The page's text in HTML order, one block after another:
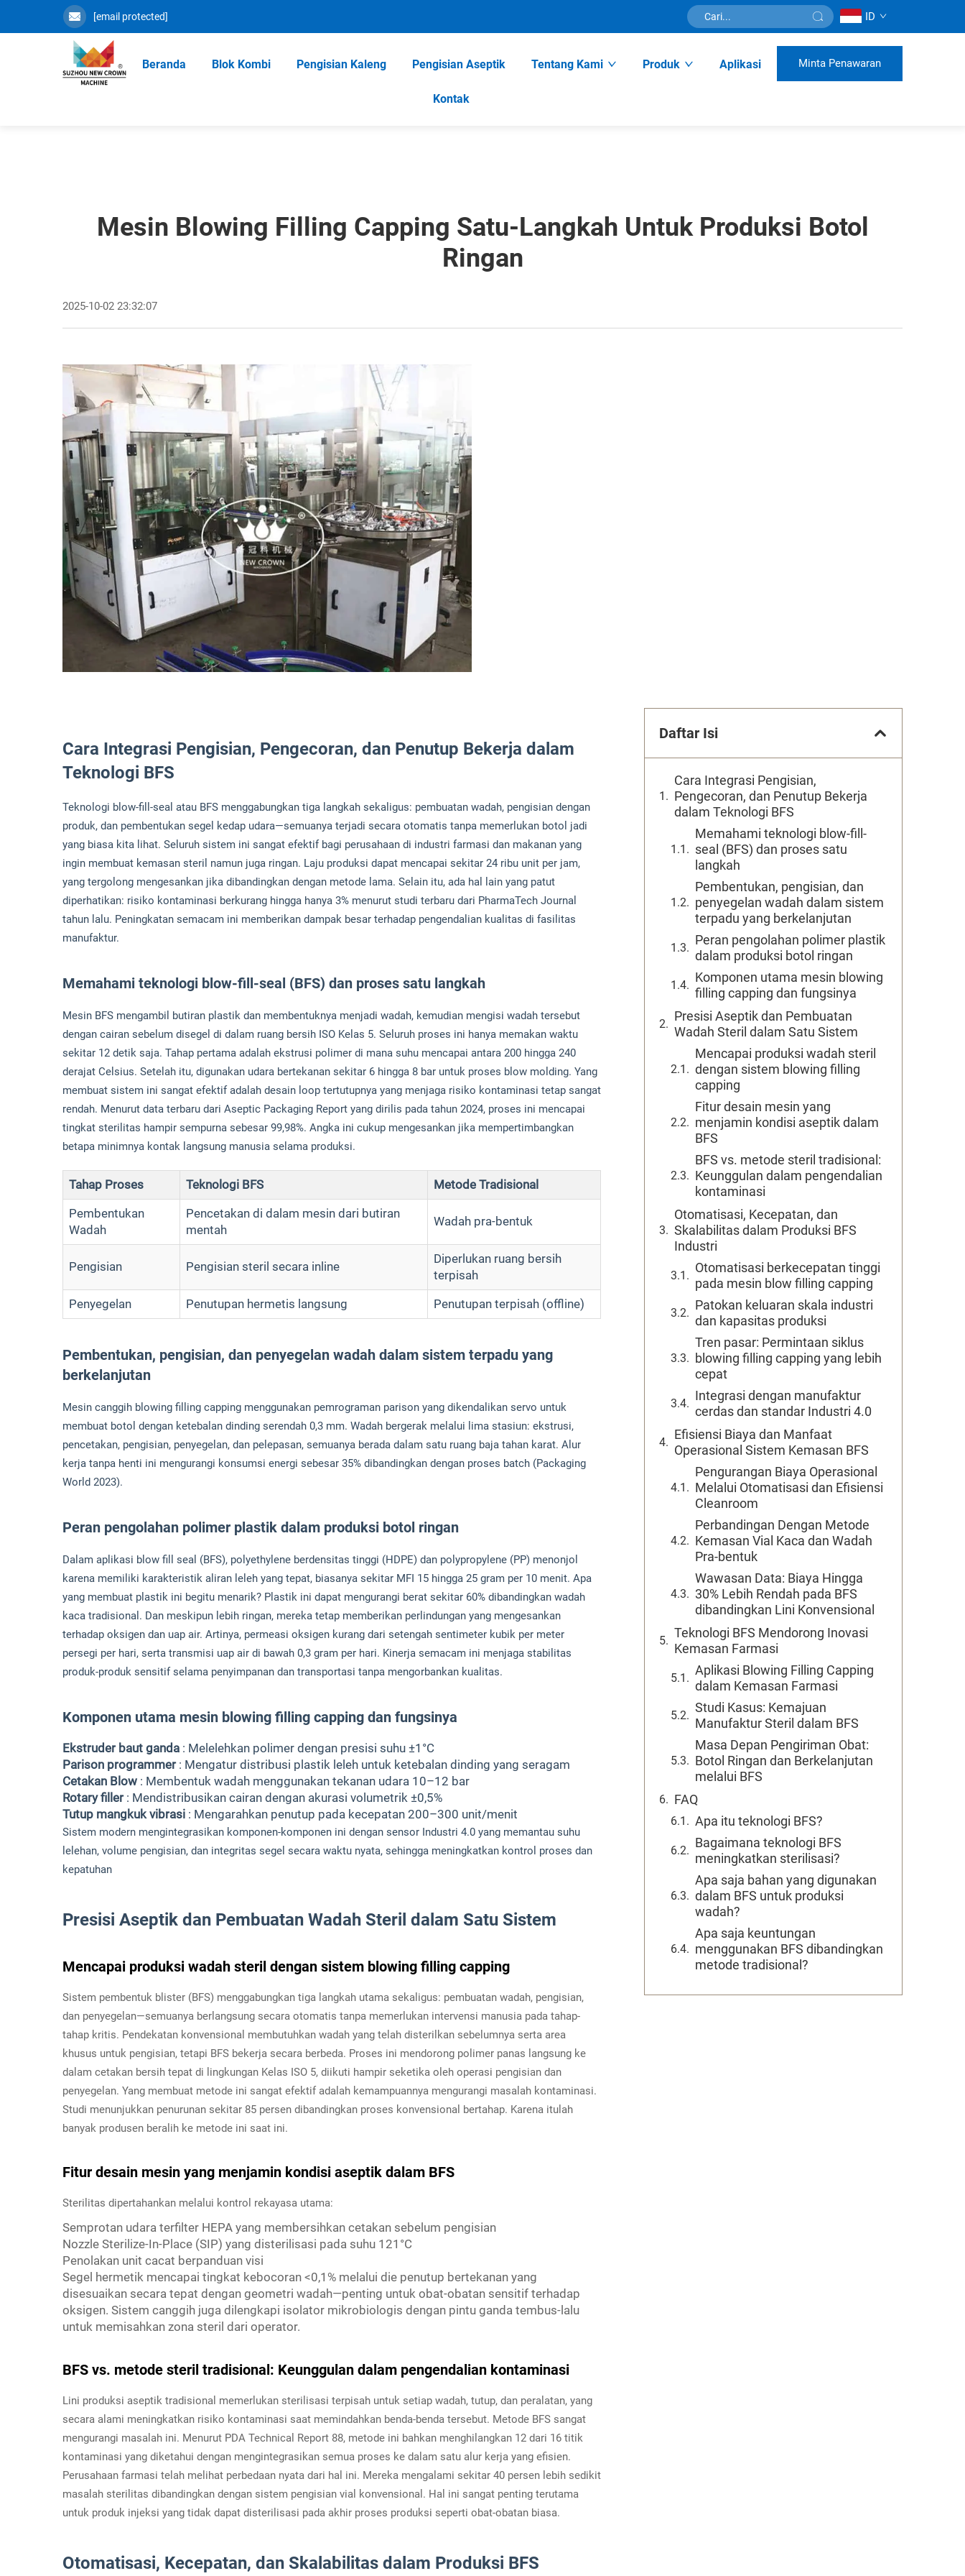
[email protected] ID
Beranda Blok Kombi Pengisian Kaleng Pengisian Aseptik Tentang Kami Produk Aplikasi
Kontak
Minta Penawaran
Mesin Blowing Filling Capping Satu-Langkah Untuk Produksi Botol
Ringan
2025-10-02 23:32:07
Cara Integrasi Pengisian, Pengecoran, dan Penutup Bekerja dalam
Teknologi BFS
Teknologi blow-fill-seal atau BFS menggabungkan tiga langkah sekaligus: pembuatan wadah, pengisian dengan
produk, dan pembentukan segel kedap udara—semuanya terjadi secara otomatis tanpa memerlukan botol jadi
yang biasa kita lihat. Seluruh sistem ini sangat efektif bagi perusahaan di industri farmasi dan makanan yang
ingin membuat kemasan steril namun juga ringan. Laju produksi dapat mencapai sekitar 24 ribu unit per jam,
yang tergolong mengesankan jika dibandingkan dengan metode lama. Selain itu, ada hal lain yang patut
diperhatikan: risiko kontaminasi berkurang hingga hanya 3% menurut studi terbaru dari PharmaTech Journal
tahun lalu. Peningkatan semacam ini memberikan dampak besar terhadap pengendalian kualitas di fasilitas
manufaktur.
Memahami teknologi blow-fill-seal (BFS) dan proses satu langkah
Mesin BFS mengambil butiran plastik dan membentuknya menjadi wadah, kemudian mengisi wadah tersebut
dengan cairan sebelum disegel di dalam ruang bersih ISO Kelas 5. Seluruh proses ini hanya memakan waktu
sekitar 12 detik saja. Tahap pertama adalah ekstrusi polimer di mana suhu mencapai antara 200 hingga 240
derajat Celsius. Setelah itu, digunakan udara bertekanan sekitar 6 hingga 8 bar untuk proses blow molding. Yang
membuat sistem ini sangat efektif adalah desain loop tertutupnya yang menjaga risiko kontaminasi tetap sangat
rendah. Menurut data terbaru dari Aseptic Packaging Report yang dirilis pada tahun 2024, proses ini mencapai
tingkat sterilitas hampir sempurna sebesar 99,98%. Angka ini cukup mengesankan jika mempertimbangkan
betapa minimnya kontak langsung manusia selama produksi.
Tahap Proses Teknologi BFS
Metode Tradisional
Pembentukan
Wadah
Pencetakan di dalam mesin dari butiran
mentah
Wadah pra-bentuk
Pengisian Pengisian steril secara inline
Diperlukan ruang bersih
terpisah
Penyegelan
Penutupan hermetis langsung Penutupan terpisah (offline)
Pembentukan, pengisian, dan penyegelan wadah dalam sistem terpadu yang
berkelanjutan
Mesin canggih blowing filling capping menggunakan pemrograman parison yang dikendalikan servo untuk
membuat botol dengan ketebalan dinding serendah 0,3 mm. Wadah bergerak melalui lima stasiun: ekstrusi,
pencetakan, pengisian, penyegelan, dan pelepasan, semuanya berada dalam satu ruang baja tahan karat. Alur
kerja tanpa henti ini mengurangi konsumsi energi sebesar 35% dibandingkan dengan proses batch (Packaging
World 2023).
Peran pengolahan polimer plastik dalam produksi botol ringan
Dalam aplikasi blow fill seal (BFS), polyethylene berdensitas tinggi (HDPE) dan polypropylene (PP) menonjol
karena memiliki karakteristik aliran leleh yang tepat, biasanya sekitar MFI 15 hingga 25 gram per 10 menit. Apa
yang membuat plastik ini begitu menarik? Plastik ini dapat mengurangi berat sekitar 60% dibandingkan wadah
kaca tradisional. Dan meskipun lebih ringan, mereka tetap memberikan perlindungan yang mengesankan
terhadap oksigen dan uap air. Artinya, permeasi oksigen kurang dari setengah sentimeter kubik per meter
persegi per hari, serta transmisi uap air di bawah 0,3 gram per hari. Kinerja semacam ini menjaga stabilitas
produk-produk sensitif selama penyimpanan dan transportasi tanpa mengorbankan kualitas.
Komponen utama mesin blowing filling capping dan fungsinya
Ekstruder baut ganda : Melelehkan polimer dengan presisi suhu ±1°C
Parison programmer : Mengatur distribusi plastik leleh untuk ketebalan dinding yang seragam
Cetakan Blow : Membentuk wadah menggunakan tekanan udara 10–12 bar
Rotary filler : Mendistribusikan cairan dengan akurasi volumetrik ±0,5%
Tutup mangkuk vibrasi : Mengarahkan penutup pada kecepatan 200–300 unit/menit
Sistem modern mengintegrasikan komponen-komponen ini dengan sensor Industri 4.0 yang memantau suhu
lelehan, volume pengisian, dan integritas segel secara waktu nyata, sehingga meningkatkan kontrol proses dan
kepatuhan
Presisi Aseptik dan Pembuatan Wadah Steril dalam Satu Sistem
Mencapai produksi wadah steril dengan sistem blowing filling capping
Sistem pembentuk blister (BFS) menggabungkan tiga langkah utama sekaligus: pembuatan wadah, pengisian,
dan penyegelan—semuanya berlangsung secara otomatis tanpa memerlukan intervensi manusia pada tahap-
tahap kritis. Pendekatan konvensional membutuhkan wadah yang telah disterilkan sebelumnya serta area
khusus untuk pengisian, tetapi BFS bekerja secara berbeda. Proses ini mendorong polimer panas langsung ke
dalam cetakan bersih tepat di lingkungan Kelas ISO 5, diikuti hampir seketika oleh operasi pengisian dan
penyegelan. Yang membuat metode ini sangat efektif adalah kemampuannya mengurangi masalah kontaminasi.
Studi menunjukkan penurunan sekitar 85 persen dibandingkan proses konvensional bertahap. Karena itulah
banyak produsen beralih ke metode ini saat ini.
Fitur desain mesin yang menjamin kondisi aseptik dalam BFS
Sterilitas dipertahankan melalui kontrol rekayasa utama:
Semprotan udara terfilter HEPA yang membersihkan cetakan sebelum pengisian
Nozzle Sterilize-In-Place (SIP) yang disterilisasi pada suhu 121°C
Penolakan unit cacat berpanduan visi
Segel hermetik mencapai tingkat kebocoran <0,1% melalui die penutup bertekanan yang
disesuaikan secara tepat dengan geometri wadah—penting untuk obat-obatan sensitif terhadap
oksigen. Sistem canggih juga dilengkapi isolator mikrobiologis dengan pintu ganda tembus-lalu
untuk memisahkan zona steril dari operator.
BFS vs. metode steril tradisional: Keunggulan dalam pengendalian kontaminasi
Lini produksi aseptik tradisional memerlukan sterilisasi terpisah untuk setiap wadah, tutup, dan peralatan, yang
secara alami meningkatkan risiko kontaminasi saat memindahkan benda-benda tersebut. Metode BFS sangat
mengurangi masalah ini. Menurut PDA Technical Report 88, metode ini bahkan menghilangkan 12 dari 16 titik
kontaminasi yang diketahui dengan mengintegrasikan semua proses ke dalam satu alur kerja yang efisien.
Perusahaan farmasi telah melihat perbedaan nyata dari hal ini. Mereka mengalami sekitar 40 persen lebih sedikit
masalah sterilitas dibandingkan dengan sistem pengisian vial konvensional. Hal ini sangat penting terutama
untuk produk injeksi yang tidak dapat disterilisasi pada akhir proses produksi seperti obat-obatan biasa.
Otomatisasi, Kecepatan, dan Skalabilitas dalam Produksi BFS
Daftar Isi
Cara Integrasi Pengisian,
Pengecoran, dan Penutup Bekerja
dalam Teknologi BFS
Memahami teknologi blow-fill-
seal (BFS) dan proses satu
langkah
Pembentukan, pengisian, dan
penyegelan wadah dalam sistem
terpadu yang berkelanjutan
Peran pengolahan polimer plastik
dalam produksi botol ringan
Komponen utama mesin blowing
filling capping dan fungsinya
Presisi Aseptik dan Pembuatan
Wadah Steril dalam Satu Sistem
Mencapai produksi wadah steril
dengan sistem blowing filling
capping
Fitur desain mesin yang
menjamin kondisi aseptik dalam
BFS
BFS vs. metode steril tradisional:
Keunggulan dalam pengendalian
kontaminasi
Otomatisasi, Kecepatan, dan
Skalabilitas dalam Produksi BFS
Industri
Otomatisasi berkecepatan tinggi
pada mesin blow filling capping
Patokan keluaran skala industri
dan kapasitas produksi
Tren pasar: Permintaan siklus
blowing filling capping yang lebih
cepat
Integrasi dengan manufaktur
cerdas dan standar Industri 4.0
Efisiensi Biaya dan Manfaat
Operasional Sistem Kemasan BFS
Pengurangan Biaya Operasional
Melalui Otomatisasi dan Efisiensi
Cleanroom
Perbandingan Dengan Metode
Kemasan Vial Kaca dan Wadah
Pra-bentuk
Wawasan Data: Biaya Hingga
30% Lebih Rendah pada BFS
dibandingkan Lini Konvensional
Teknologi BFS Mendorong Inovasi
Kemasan Farmasi
Aplikasi Blowing Filling Capping
dalam Kemasan Farmasi
Studi Kasus: Kemajuan
Manufaktur Steril dalam BFS
Masa Depan Pengiriman Obat:
Botol Ringan dan Berkelanjutan
melalui BFS
FAQ
Apa itu teknologi BFS?
Bagaimana teknologi BFS
meningkatkan sterilisasi?
Apa saja bahan yang digunakan
dalam BFS untuk produksi
wadah?
Apa saja keuntungan
menggunakan BFS dibandingkan
metode tradisional?